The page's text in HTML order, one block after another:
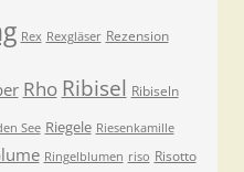
Rex Rexgläser Rezension
Rho Ribisel Ribiseln
See Riegele Riesenkamille
Ringelblumen riso Risotto